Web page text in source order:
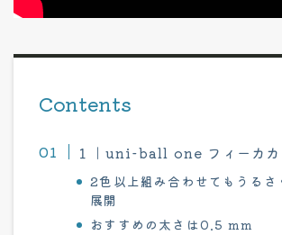
Contents
１｜uni-ball one フィーカカ
2色以上組み合わせてもうるさ
展開
おすすめの太さは0.5 mm